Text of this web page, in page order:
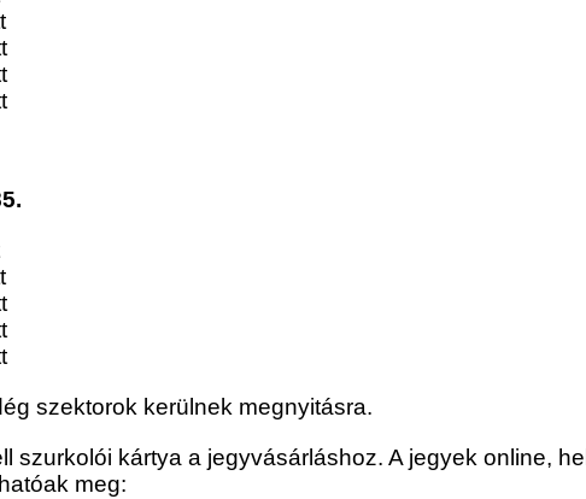
szektorok kerülnek megnyitásra.
szurkolói kártya a jegyvásárláshoz. A jegyek online,
meg: